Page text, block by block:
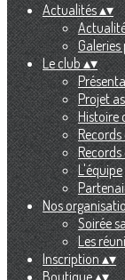
Actualités▴▾
Le club▴▾
Projet
Histoire
Records
L'équipe
Nos
Soirée
Les
Inscription▴▾
Boutique▴▾